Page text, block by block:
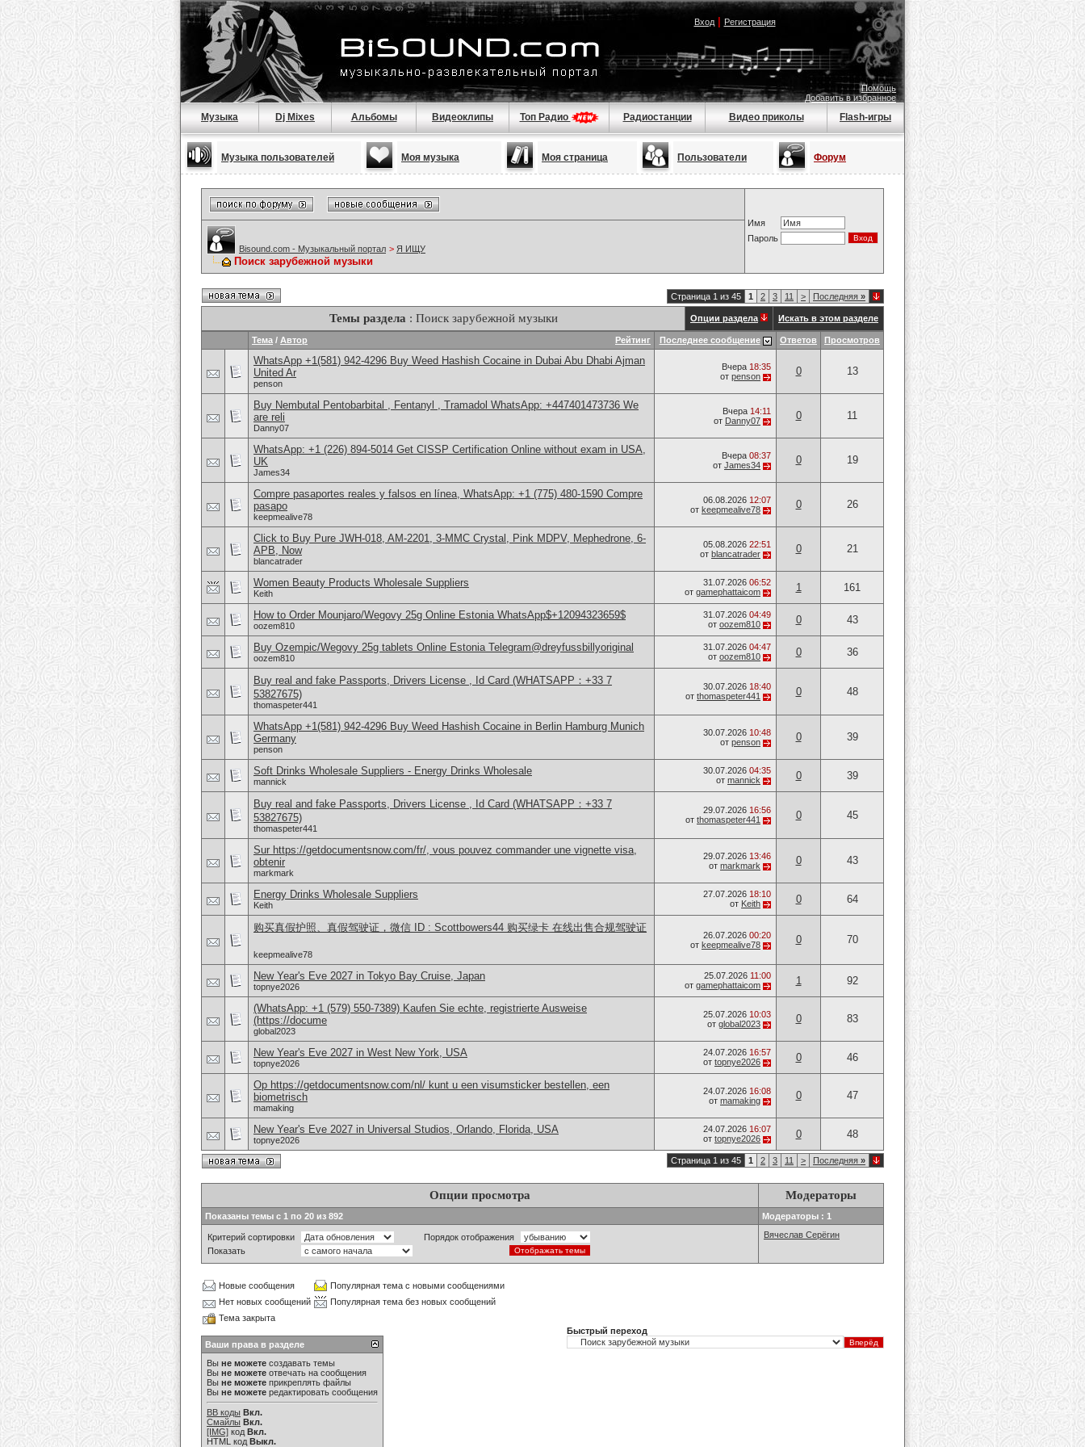
Вход| Регистрация
Помощь
Добавить в избранное
Музыка Dj Mixes Альбомы Видеоклипы Топ Радио Радиостанции Видео приколы Flash-игры
Музыка пользователей Моя музыка Моя страница Пользователи Форум
Имя
Пароль
Bisound.com - Музыкальный портал > Я ИЩУ
Поиск зарубежной музыки
Страница 1 из 45 1 2 3 11 > Последняя »
Темы раздела : Поиск зарубежной музыки Опции раздела Искать в этом разделе
Рейтинг
Тема / Автор Последнее сообщение Ответов Просмотров
WhatsApp +1(581) 942-4296 Buy Weed Hashish Cocaine in Dubai Abu Dhabi Ajman
United Ar
penson
Вчера 18:35
от penson 0 13
Buy Nembutal Pentobarbital , Fentanyl , Tramadol WhatsApp: +447401473736 We
are reli
Danny07
Вчера 14:11
от Danny07 0 11
WhatsApp: +1 (226) 894-5014​ Get CISSP Certification Online without exam in USA,
UK
James34
Вчера 08:37
от James34 0 19
Compre pasaportes reales y falsos en línea, WhatsApp: +1 (775) 480-1590 Compre
pasapo
keepmealive78
06.08.2026 12:07
от keepmealive78 0 26
Click to Buy Pure JWH-018, AM-2201, 3-MMC Crystal, Pink MDPV, Mephedrone, 6-
APB, Now
blancatrader
05.08.2026 22:51
от blancatrader 0 21
Women Beauty Products Wholesale Suppliers
Keith
31.07.2026 06:52
от gamephattaicom 1 161
How to Order Mounjaro/Wegovy 25g Online Estonia WhatsApp$+12094323659$
oozem810
31.07.2026 04:49
от oozem810 0 43
Buy Ozempic/Wegovy 25g tablets Online Estonia Telegram@dreyfussbillyoriginal
oozem810
31.07.2026 04:47
от oozem810 0 36
Buy real and fake Passports, Drivers License , Id Card (WHATSAPP：+33 7
53827675)
thomaspeter441
30.07.2026 18:40
от thomaspeter441 0 48
WhatsApp +1(581) 942-4296 Buy Weed Hashish Cocaine in Berlin Hamburg Munich
Germany
penson
30.07.2026 10:48
от penson 0 39
Soft Drinks Wholesale Suppliers - Energy Drinks Wholesale
mannick
30.07.2026 04:35
от mannick 0 39
Buy real and fake Passports, Drivers License , Id Card (WHATSAPP：+33 7
53827675)
thomaspeter441
29.07.2026 16:56
от thomaspeter441 0 45
Sur https://getdocumentsnow.com/fr/, vous pouvez commander une vignette visa,
obtenir
markmark
29.07.2026 13:46
от markmark 0 43
Energy Drinks Wholesale Suppliers
Keith
27.07.2026 18:10
от Keith 0 64
购买真假护照、真假驾驶证，微信 ID : Scottbowers44 购买绿卡 在线出售合规驾驶证
keepmealive78
26.07.2026 00:20
от keepmealive78 0 70
New Year's Eve 2027 in Tokyo Bay Cruise, Japan
topnye2026
25.07.2026 11:00
от gamephattaicom 1 92
(WhatsApp: +1 (579) 550-7389) Kaufen Sie echte, registrierte Ausweise
(https://docume
global2023
25.07.2026 10:03
от global2023 0 83
New Year's Eve 2027 in West New York, USA
topnye2026
24.07.2026 16:57
от topnye2026 0 46
Op https://getdocumentsnow.com/nl/ kunt u een visumsticker bestellen, een
biometrisch
mamaking
24.07.2026 16:08
от mamaking 0 47
New Year's Eve 2027 in Universal Studios, Orlando, Florida, USA
topnye2026
24.07.2026 16:07
от topnye2026 0 48
Страница 1 из 45 1 2 3 11 > Последняя »
Опции просмотра Модераторы
Показаны темы с 1 по 20 из 892 Модераторы : 1
Критерий сортировки
Порядок отображения
Показать
Вячеслав Серёгин
Новые сообщения
Популярная тема с новыми сообщениями
Нет новых сообщений
Популярная тема без новых сообщений
Тема закрыта
Ваши права в разделе
Вы не можете создавать темы
Вы не можете отвечать на сообщения
Вы не можете прикреплять файлы
Вы не можете редактировать сообщения
BB коды Вкл.
Смайлы Вкл.
[IMG] код Вкл.
HTML код Выкл.
Быстрый переход